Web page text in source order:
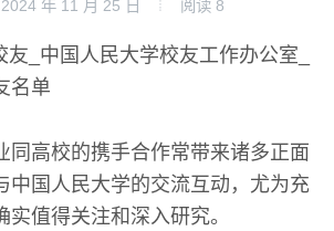
2024 年 11 月 25 日 阅读 8
同高校的携手合作常带来诸多正面
中国人民大学的交流互动，尤为充
值得关注和深入研究。